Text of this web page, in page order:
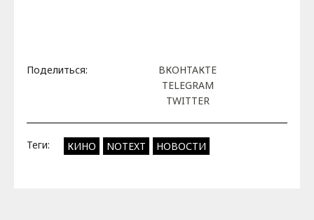
Поделиться:
ВКОНТАКТЕ
TELEGRAM
TWITTER
Теги: КИНО NOTEXT НОВОСТИ